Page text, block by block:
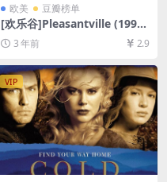
欧美 豆瓣榜单
[欢乐谷]Pleasantville (1998)
[百度网盘+夸克网盘1080P超
清未删减资源][网盘在线播放/
3 年前 2.9
VIP